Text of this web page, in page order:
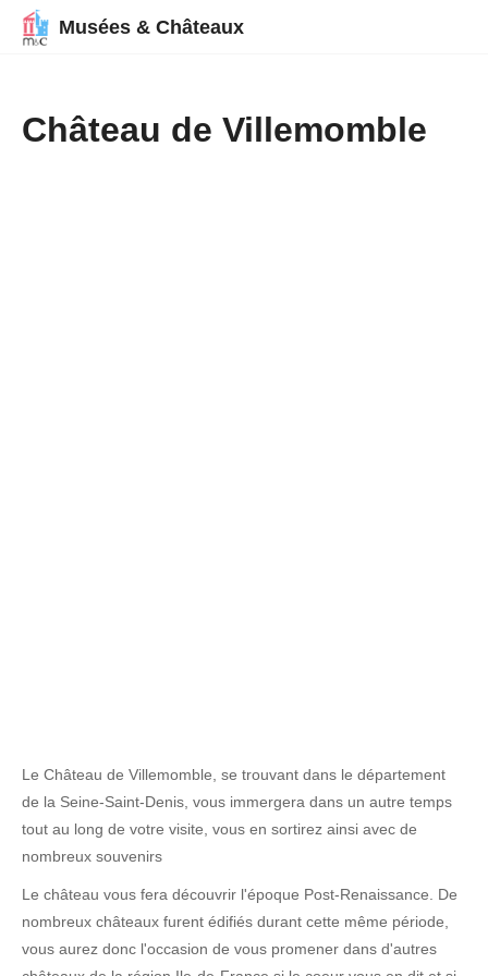
Musées & Châteaux
Château de Villemomble
Le Château de Villemomble, se trouvant dans le département
de la Seine-Saint-Denis, vous immergera dans un autre temps
tout au long de votre visite, vous en sortirez ainsi avec de
nombreux souvenirs
Le château vous fera découvrir l'époque Post-Renaissance. De
nombreux châteaux furent édifiés durant cette même période,
vous aurez donc l'occasion de vous promener dans d'autres